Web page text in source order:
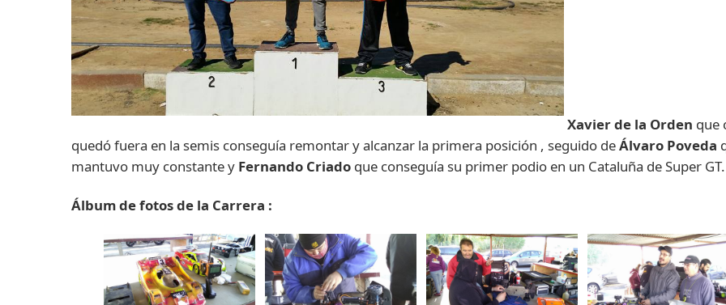
Xavier de la Orden que
quedó fuera en la semis conseguía remontar y alcanzar la primera posición , seguido deÁlvaro Poveda
mantuvo muy constante y Fernando Criado que conseguía su primer podio en un Cataluña de Super GT.
Álbum de fotos de la Carrera :